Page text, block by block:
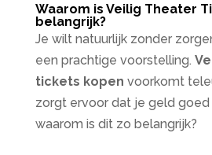
Waarom is Veilig Theater
belangrijk?
Je wilt natuurlijk zonder
een prachtige voorstelling.
tickets kopen voorkomt
zorgt ervoor dat je geld goed
waarom is dit zo belangrijk?